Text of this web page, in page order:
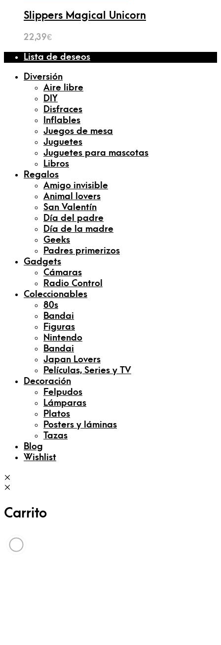
Slippers Magical Unicorn
22,39€
Lista de deseos
Diversión
Aire libre
DIY
Disfraces
Inflables
Juegos de mesa
Juguetes
Juguetes para mascotas
Libros
Regalos
Amigo invisible
Animal lovers
San Valentín
Día del padre
Día de la madre
Geeks
Padres primerizos
Gadgets
Cámaras
Radio Control
Coleccionables
80s
Bandai
Figuras
Nintendo
Bandai
Japan Lovers
Películas, Series y TV
Decoración
Felpudos
Lámparas
Platos
Posters y láminas
Tazas
Blog
Wishlist
Carrito